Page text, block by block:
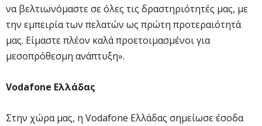
να βελτιωνόμαστε σε όλες τις δραστηριότητές μας, με
την εμπειρία των πελατών ως πρώτη προτεραιότητά
μας. Είμαστε πλέον καλά προετοιμασμένοι για
μεσοπρόθεσμη ανάπτυξη».
Vodafone Ελλάδας
Στην χώρα μας, η Vodafone Ελλάδας σημείωσε έσοδα